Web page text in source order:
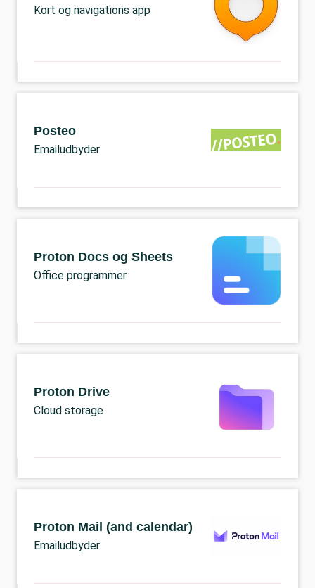
Kort og navigations app
Posteo
Emailudbyder
Proton Docs og Sheets
Office programmer
Proton Drive
Cloud storage
Proton Mail (and calendar)
Emailudbyder